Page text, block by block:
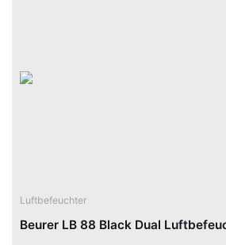
Luftbefeuchter
Beurer LB 88 Black Dual